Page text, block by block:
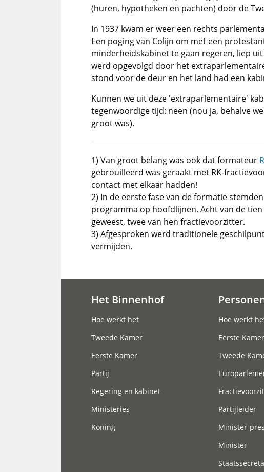
(huren, hypotheken en pachten) door de
In 1937 kwam er weer een rechts
Een poging van Colijn om met een
minderheidskabinet te gaan regeren, liep
werd opgevolgd door het
stond voor de deur en het land had een
Kunnen we uit deze 'extraparlementaire'
tegenwoordige tijd: neen (nou ja, behalve
groot was).
1) Van groot belang was ook dat formateur
gebrouilleerd was geraakt met RK-
contact met elkaar hadden!
2) In de eerste fase van de formatie
programma op hoofdlijnen. Acht van de
geweest, twee van hen fractievoorzitter.
3) Afgesproken werd traditionele
vermijden.
Het Binnenhof
Hoe werkt het
Tweede Kamer
Eerste Kamer
Partij
Regering en kabinet
Ministeries
Koning
Hoe werkt
Eerste
Tweede
Partijleider
Minister-
Minister